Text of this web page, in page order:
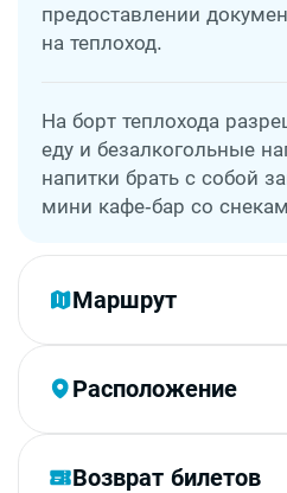
предоставлении
на теплоход.
На борт теплохода
еду и безалкогольные
напитки брать с собой
мини кафе-бар со
Маршрут
Расположение
Возврат билетов